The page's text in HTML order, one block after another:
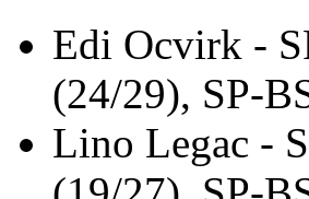
Edi Ocvirk -
(24/29), SP-
Lino Legac -